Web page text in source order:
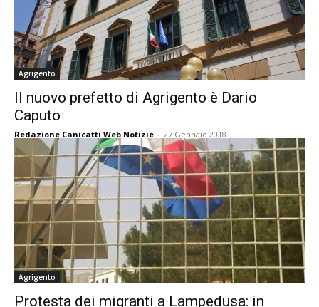
Agrigento
Il nuovo prefetto di Agrigento è Dario
Caputo
Redazione Canicatti Web Notizie - 27 Gennaio 2018
Agrigento
Protesta dei migranti a Lampedusa: in